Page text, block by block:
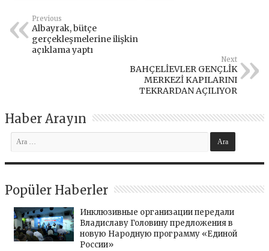
Previous
Albayrak, bütçe
gerçekleşmelerine ilişkin
açıklama yaptı
Next
BAHÇELİEVLER GENÇLİK
MERKEZİ KAPILARINI
TEKRARDAN AÇILIYOR
Haber Arayın
Popüler Haberler
Инклюзивные организации передали
Владиславу Головину предложения в
новую Народную программу «Единой
России»